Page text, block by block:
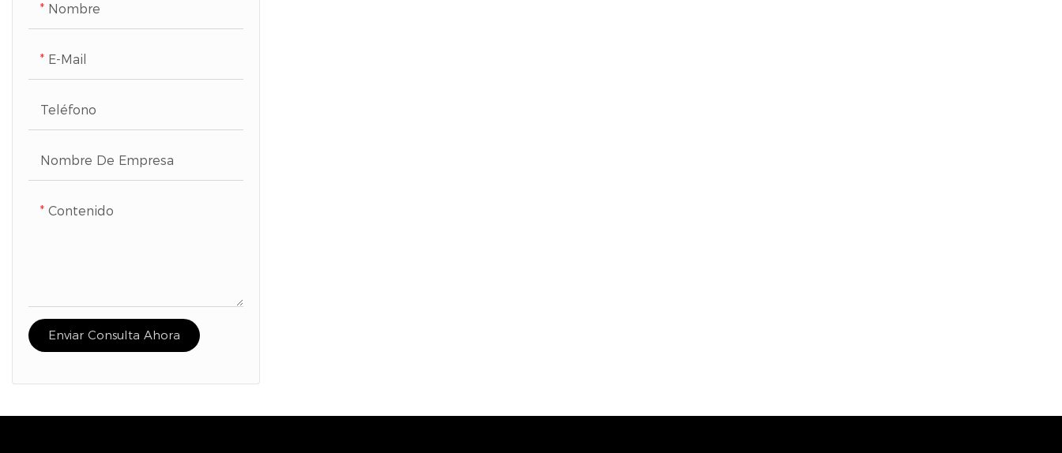
Nombre
E-Mail
Teléfono
Nombre De Empresa
Contenido
Enviar Consulta Ahora